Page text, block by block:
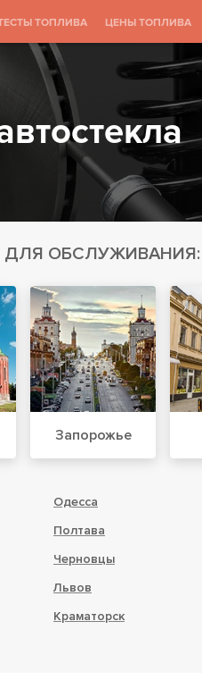
ТОПЛИВА ЦЕНЫ ТОПЛИВА
ДЛЯ ОБСЛУЖИВАНИЯ:
Запорожье
Одесса
Полтава
Черновцы
Львов
Краматорск